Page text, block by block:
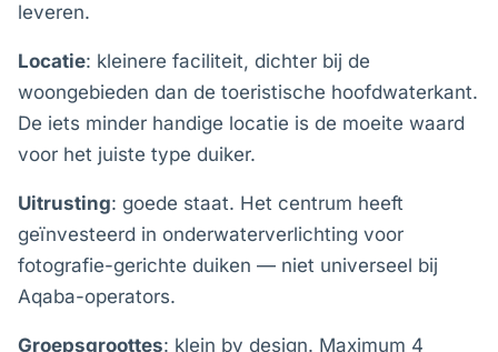
leveren.
Locatie: kleinere faciliteit, dichter bij de
woongebieden dan de toeristische hoofdwaterkant.
De iets minder handige locatie is de moeite waard
voor het juiste type duiker.
Uitrusting: goede staat. Het centrum heeft
geïnvesteerd in onderwaterverlichting voor
fotografie-gerichte duiken — niet universeel bij
Aqaba-operators.
Groepsgroottes: klein by design. Maximum 4